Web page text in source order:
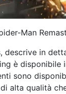
Man
descrive in
è
sono
alta qualità